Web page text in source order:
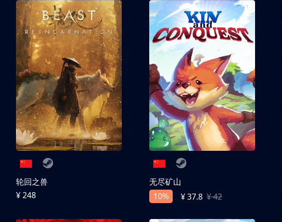
轮回之兽
¥ 248
无尽矿山
10%
¥ 37.8 ¥ 42